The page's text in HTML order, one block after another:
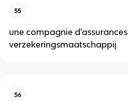
55
une compagnie d'assurances
verzekeringsmaatschappij
56